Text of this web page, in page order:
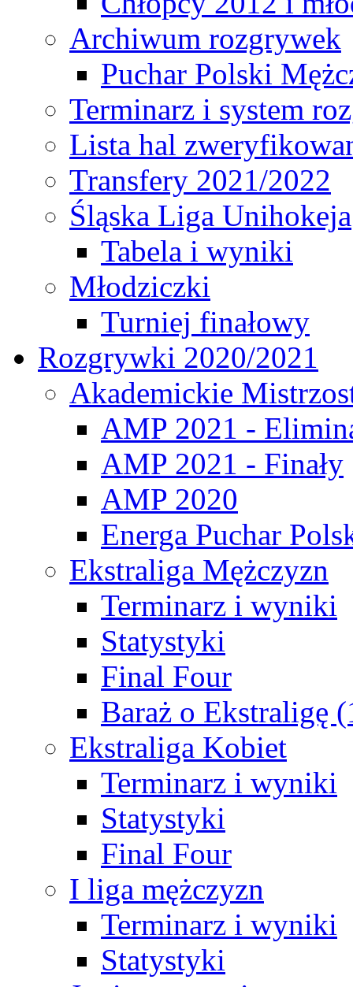
Archiwum rozgrywek
Puchar Polski
Terminarz i system
Lista hal
Transfery 2021/2022
Śląska Liga Unihokeja
Tabela i wyniki
Młodziczki
Turniej finałowy
Rozgrywki 2020/2021
Akademickie
AMP 2021 -
AMP 2021 - Finały
AMP 2020
Energa Puchar
Ekstraliga Mężczyzn
Terminarz i wyniki
Statystyki
Final Four
Baraż o Ekstraligę
Ekstraliga Kobiet
Terminarz i wyniki
Statystyki
Final Four
I liga mężczyzn
Terminarz i wyniki
Statystyki